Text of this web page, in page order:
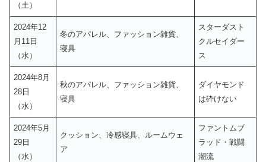
（土）
2024年12
月11日
（水）
冬のアパレル、ファッション雑貨、
寝具
スターダスト
クルセイダー
ス
2024年8月
28日
（水）
秋のアパレル、ファッション雑貨、
寝具
ダイヤモンド
は砕けない
2024年5月
29日
（水）
クッション、冷感寝具、ルームウェ
ア
ファントムブ
ラッド・戦闘
潮流